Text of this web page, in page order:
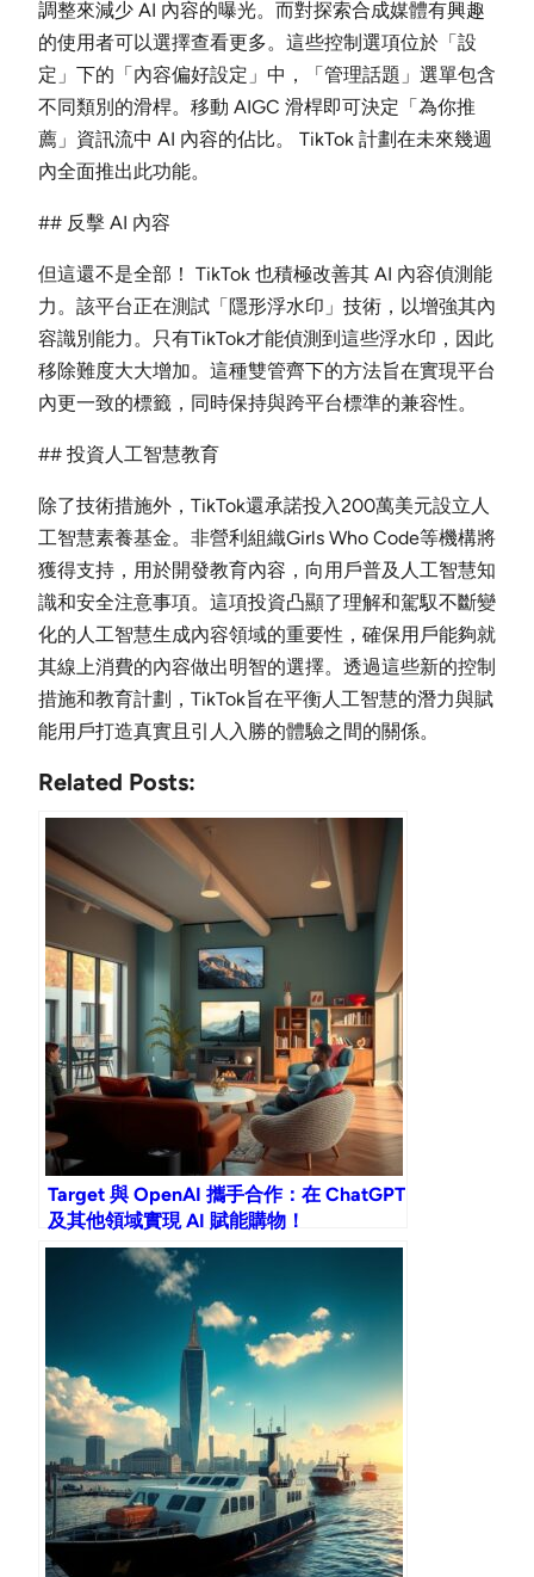
調整來減少 AI 內容的曝光。而對探索合成媒體有興趣
的使用者可以選擇查看更多。這些控制選項位於「設
定」下的「內容偏好設定」中，「管理話題」選單包含
不同類別的滑桿。移動 AIGC 滑桿即可決定「為你推
薦」資訊流中 AI 內容的佔比。 TikTok 計劃在未來幾週
內全面推出此功能。
## 反擊 AI 內容
但這還不是全部！ TikTok 也積極改善其 AI 內容偵測能
力。該平台正在測試「隱形浮水印」技術，以增強其內
容識別能力。只有TikTok才能偵測到這些浮水印，因此
移除難度大大增加。這種雙管齊下的方法旨在實現平台
內更一致的標籤，同時保持與跨平台標準的兼容性。
## 投資人工智慧教育
除了技術措施外，TikTok還承諾投入200萬美元設立人
工智慧素養基金。非營利組織Girls Who Code等機構將
獲得支持，用於開發教育內容，向用戶普及人工智慧知
識和安全注意事項。這項投資凸顯了理解和駕馭不斷變
化的人工智慧生成內容領域的重要性，確保用戶能夠就
其線上消費的內容做出明智的選擇。透過這些新的控制
措施和教育計劃，TikTok旨在平衡人工智慧的潛力與賦
能用戶打造真實且引人入勝的體驗之間的關係。
Related Posts:
Target 與 OpenAI 攜手合作：在 ChatGPT
及其他領域實現 AI 賦能購物！